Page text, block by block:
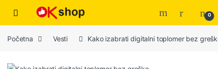
0
Početna Vesti Kako izabrati digitalni toplomer bez